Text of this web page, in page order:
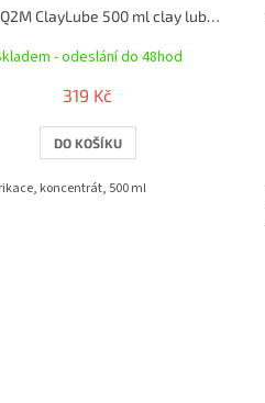
Gyeon Q2M ClayLube 500 ml clay lubrikace
- odeslání do 48hod
319 Kč
DO KOŠÍKU
koncentrát, 500 ml